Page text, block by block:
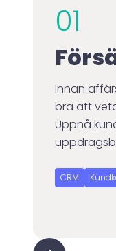
01
Innan
bra att
Uppnå
CRM